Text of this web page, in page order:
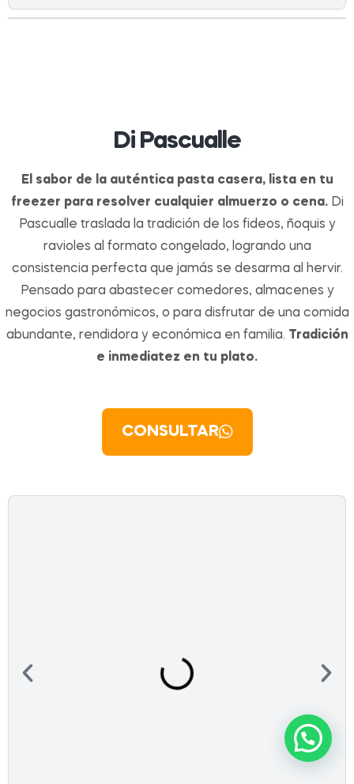
Di Pascualle
El sabor de la auténtica pasta casera, lista en tu
freezer para resolver cualquier almuerzo o cena.Di
Pascualle traslada la tradición de los fideos, ñoquis y
ravioles al formato congelado, logrando una
consistencia perfecta que jamás se desarma al hervir.
Pensado para abastecer comedores, almacenes y
negocios gastronómicos, o para disfrutar de una comida
abundante, rendidora y económica en familia. Tradición
e inmediatez en tu plato.
CONSULTAR